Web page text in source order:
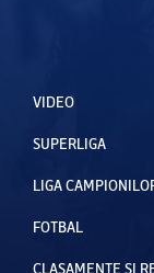
VIDEO
SUPERLIGA
LIGA
FOTBAL
CLASAMENTE ȘI